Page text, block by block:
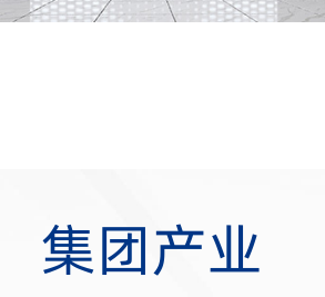
集团产业